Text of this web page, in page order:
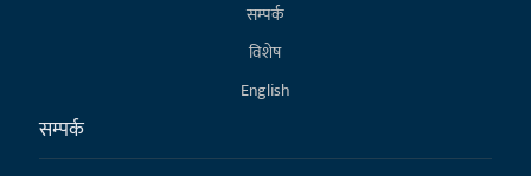
सम्पर्क
विशेष
English
सम्पर्क